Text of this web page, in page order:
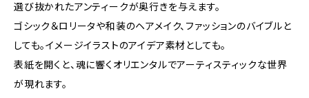
選び抜かれたアンティークが奥行きを与えます。
ゴシック＆ロリータや和装のヘアメイク、ファッションのバイブルと
しても。イメージイラストのアイデア素材としても。
表紙を開くと、魂に響くオリエンタルでアーティスティックな世界
が現れます。